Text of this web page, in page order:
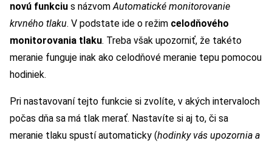
novú funkciu s názvomAutomatické monitorovanie
krvného tlaku. V podstate ide o režim celodňového
monitorovania tlaku. Treba však upozorniť, že takéto
meranie funguje inak ako celodňové meranie tepu pomocou
hodiniek.
Pri nastavovaní tejto funkcie si zvolíte, v akých intervaloch
počas dňa sa má tlak merať. Nastavíte si aj to, či sa
meranie tlaku spustí automaticky (hodinky vás upozornia a